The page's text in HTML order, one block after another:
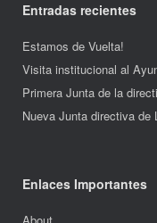
Entradas recientes
Estamos de Vuelta!
Visita institucional al
Primera Junta de la
Nueva Junta directiva
Enlaces Importantes